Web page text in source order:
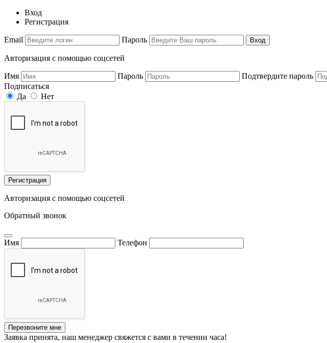
Вход
Регистрация
Email Пароль Вход
Авторизация с помощью соцсетей
Имя Пароль Подтвердите пароль
Подписаться
Да
Нет
Регистрация
Авторизация с помощью соцсетей
Обратный звонок
Имя Телефон
Перезвоните мне
Заявка принята, наш менеджер свяжется с вами в течении часа!